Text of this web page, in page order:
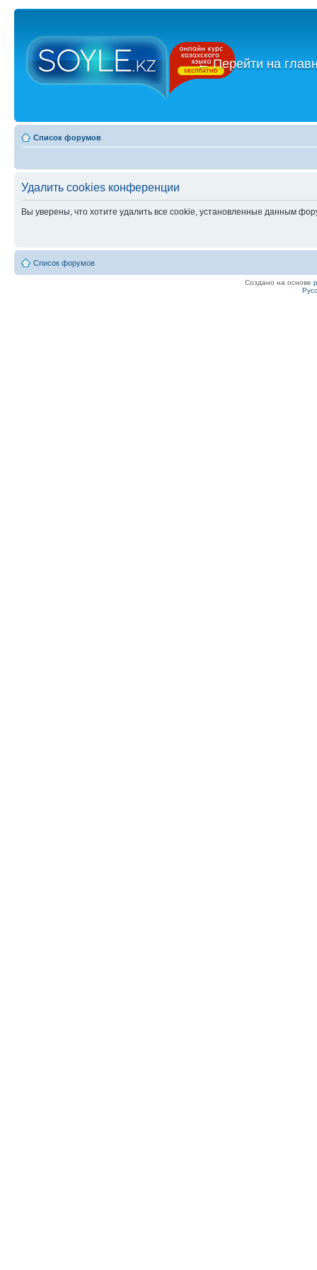
←Перейти на
Список форумов
Удалить cookies конференции
Вы уверены, что хотите удалить все cookie, установленные данным
Список форумов
Создано на основе